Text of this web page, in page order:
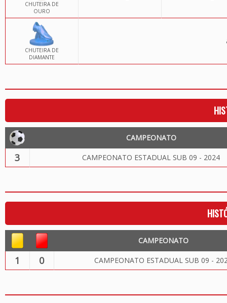
CHUTEIRA DE
OURO
CHUTEIRA DE
DIAMANTE
CAMPEONATO
3 CAMPEONATO ESTADUAL SUB 09 - 2024
CAMPEONATO
1 0 CAMPEONATO ESTADUAL SUB 09 -